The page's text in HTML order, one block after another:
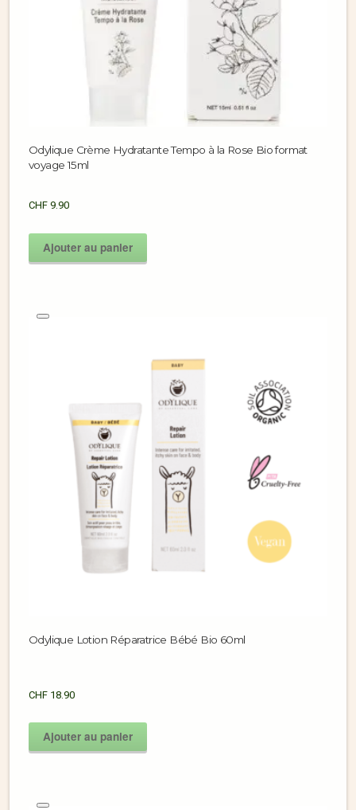
Odylique Crème Hydratante Tempo à la Rose Bio format
voyage 15ml
CHF 9.90
Ajouter au panier
Odylique Lotion Réparatrice Bébé Bio 60ml
CHF 18.90
Ajouter au panier